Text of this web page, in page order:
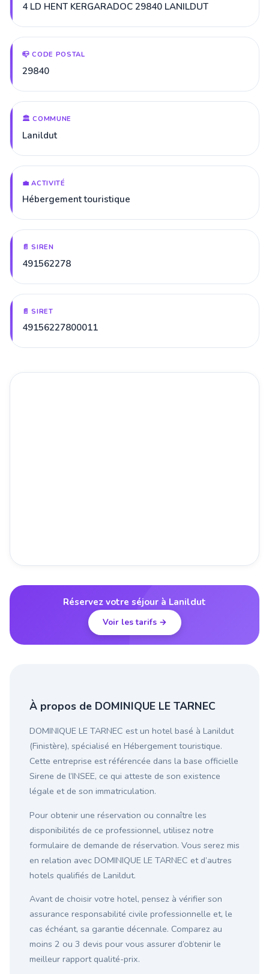
4 LD HENT KERGARADOC 29840 LANILDUT
📪 CODE POSTAL
29840
🏛️ COMMUNE
Lanildut
💼 ACTIVITÉ
Hébergement touristique
📄 SIREN
491562278
📄 SIRET
49156227800011
Réservez votre séjour à Lanildut
Voir les tarifs →
À propos de DOMINIQUE LE TARNEC
DOMINIQUE LE TARNEC est un hotel basé à Lanildut
(Finistère), spécialisé en Hébergement touristique.
Cette entreprise est référencée dans la base officielle
Sirene de l’INSEE, ce qui atteste de son existence
légale et de son immatriculation.
Pour obtenir une réservation ou connaître les
disponibilités de ce professionnel, utilisez notre
formulaire de demande de réservation. Vous serez mis
en relation avec DOMINIQUE LE TARNEC et d’autres
hotels qualifiés de Lanildut.
Avant de choisir votre hotel, pensez à vérifier son
assurance responsabilité civile professionnelle et, le
cas échéant, sa garantie décennale. Comparez au
moins 2 ou 3 devis pour vous assurer d’obtenir le
meilleur rapport qualité-prix.